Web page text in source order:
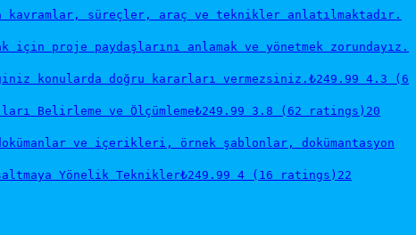
kavramlar, süreçler, araç ve teknikler anlatılmaktadır.
için proje paydaşlarını anlamak ve yönetmek zorundayız.
konularda doğru kararları vermezsiniz.₺249.99 4.3 (6
Belirleme ve Ölçümleme₺249.99 3.8 (62 ratings) 20
ve içerikleri, örnek şablonlar, dokümantasyon
Yönelik Teknikler₺249.99 4 (16 ratings) 22